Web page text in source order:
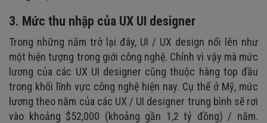
3. Mức thu nhập của UX UI designer
Trong những năm trở lại đây, UI / UX design nổi lên như
một hiện tượng trong giới công nghệ. Chính vì vậy mà mức
lương của các UX UI designer cũng thuộc hàng top đầu
trong khối lĩnh vực công nghệ hiện nay. Cụ thể ở Mỹ, mức
lương theo năm của các UX / UI designer trung bình sẽ rơi
vào khoảng $52,000 (khoảng gần 1,2 tỷ đồng) / năm.